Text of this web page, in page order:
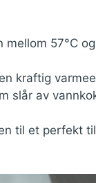
mellom 57°C
kraftig
slår av
til et perfekt